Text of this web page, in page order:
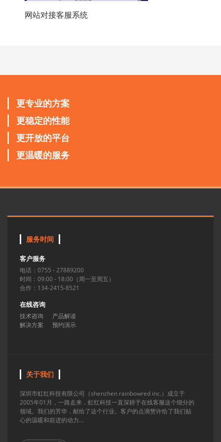
网站对接客服系统
更专业的方案
更稳定的性能
更开放的平台
更温暖的服务
服务时间
客户服务
电话：0755 - 27889200
时间：09:00 - 18:00（周一至周五）
合作：134-2415-8521
在线咨询
技术咨询
产品解读
解决方案
预约演示
关于我们
深圳市虹红科技有限公司（shenzhen rainbowred inc.）成立于
2005年01月，一路走来，虹红科技一直深耕于在线客服这个细分的
领域。我们的芳华，献给了这个行业。客户的点滴赞许给了我们贴
心的温暖和前进的动力...